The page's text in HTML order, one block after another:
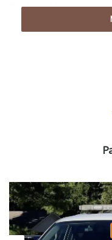
Road en el lado oeste
El miércoles, se
clientes ubicados cerca
El jueves, se ofrecerá
cerca del parque
El viernes, se ofrecerá
residentes del sureste
“Charlie” y Willie George